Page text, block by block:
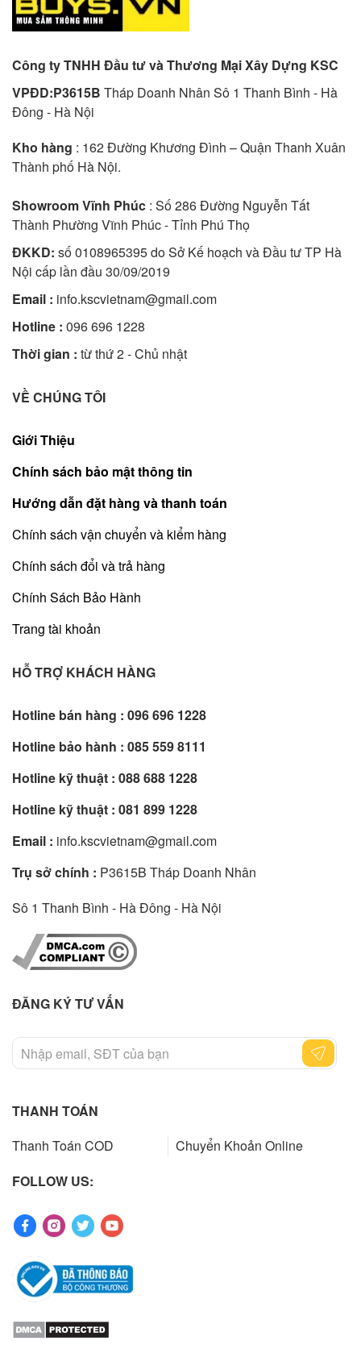
Công ty TNHH Đầu tư và Thương Mại Xây Dựng KSC
VPĐD:P3615B Tháp Doanh Nhân Sô 1 Thanh Bình - Hà
Đông - Hà Nội
Kho hàng : 162 Đường Khương Đình – Quận Thanh Xuân
Thành phố Hà Nội.
Showroom Vĩnh Phúc : Số 286 Đường Nguyễn Tất
Thành Phường Vĩnh Phúc - Tỉnh Phú Thọ
ĐKKD: số 0108965395 do Sở Kế hoạch và Đầu tư TP Hà
Nội cấp lần đầu 30/09/2019
Email : info.kscvietnam@gmail.com
Hotline : 096 696 1228
Thời gian : từ thứ 2 - Chủ nhật
VỀ CHÚNG TÔI
Giới Thiệu
Chính sách bảo mật thông tin
Hướng dẫn đặt hàng và thanh toán
Chính sách vận chuyển và kiểm hàng
Chính sách đổi và trả hàng
Chính Sách Bảo Hành
Trang tài khoản
HỖ TRỢ KHÁCH HÀNG
Hotline bán hàng : 096 696 1228
Hotline bảo hành : 085 559 8111
Hotline kỹ thuật : 088 688 1228
Hotline kỹ thuật : 081 899 1228
Email : info.kscvietnam@gmail.com
Trụ sở chính : P3615B Tháp Doanh Nhân
Sô 1 Thanh Bình - Hà Đông - Hà Nội
ĐĂNG KÝ TƯ VẤN
THANH TOÁN
Thanh Toán COD
Chuyển Khoản Online
FOLLOW US: